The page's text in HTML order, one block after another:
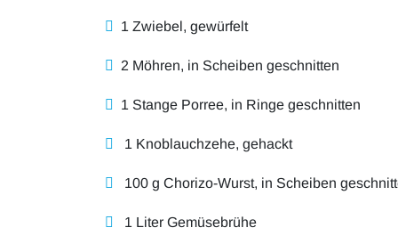
1 Zwiebel, gewürfelt
2 Möhren, in Scheiben geschnitten
1 Stange Porree, in Ringe geschnitten
1 Knoblauchzehe, gehackt
100 g Chorizo-Wurst, in Scheiben
1 Liter Gemüsebrühe